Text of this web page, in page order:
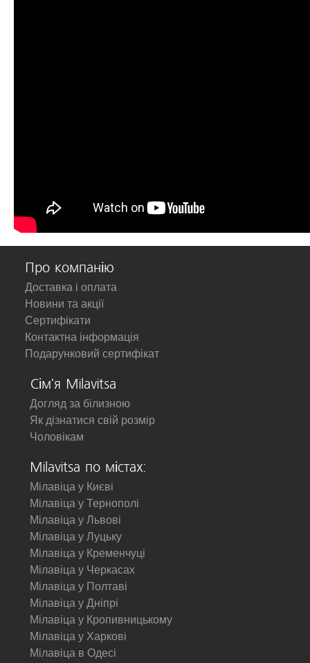
Про компанію
Доставка і оплата
Новини та акції
Сертифікати
Контактна інформація
Подарунковий сертифікат
Сім'я Milavitsa
Догляд за білизною
Як дізнатися свій розмір
Чоловікам
Milavitsa по містах:
Мілавіца у Києві
Мілавіца у Тернополі
Мілавіца у Львові
Мілавіца у Луцьку
Мілавіца у Кременчуці
Мілавіца у Черкасах
Мілавіца у Полтаві
Мілавіца у Дніпрі
Мілавіца у Кропивницькому
Мілавіца у Харкові
Мілавіца в Одесі